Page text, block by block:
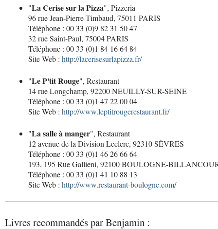
"La Cerise sur la Pizza", Pizzeria
96 rue Jean-Pierre Timbaud, 75011 PARIS
Téléphone : 00 33 (0)9 82 31 50 47
32 rue Saint-Paul, 75004 PARIS
Téléphone : 00 33 (0)1 84 16 64 84
Site Web : http://lacerisesurlapizza.fr/
"Le P'tit Rouge", Restaurant
14 rue Longchamp, 92200 NEUILLY-SUR-SEINE
Téléphone : 00 33 (0)1 47 22 00 04
Site Web : http://www.leptitrougerestaurant.fr/
"La salle à manger", Restaurant
12 avenue de la Division Leclerc, 92310 SÈVRES
Téléphone : 00 33 (0)1 46 26 66 64
193, 195 Rue Gallieni, 92100 BOULOGNE-
Téléphone : 00 33 (0)1 41 10 88 13
Site Web : http://www.restaurant-boulogne.com/
Livres recommandés par Benjamin :